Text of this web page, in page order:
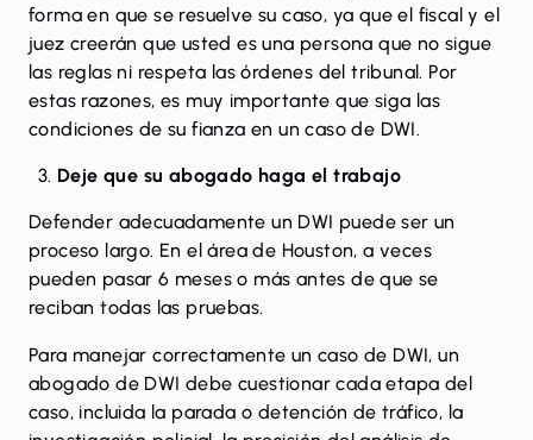
forma en que se resuelve su caso, ya que el fiscal y el
juez creerán que usted es una persona que no sigue
las reglas ni respeta las órdenes del tribunal. Por
estas razones, es muy importante que siga las
condiciones de su fianza en un caso de DWI.
Deje que su abogado haga el trabajo
Defender adecuadamente un DWI puede ser un
proceso largo. En el área de Houston, a veces
pueden pasar 6 meses o más antes de que se
reciban todas las pruebas.
Para manejar correctamente un caso de DWI, un
abogado de DWI debe cuestionar cada etapa del
caso, incluida la parada o detención de tráfico, la